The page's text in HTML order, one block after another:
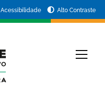
Acessibilidade Alto Contraste